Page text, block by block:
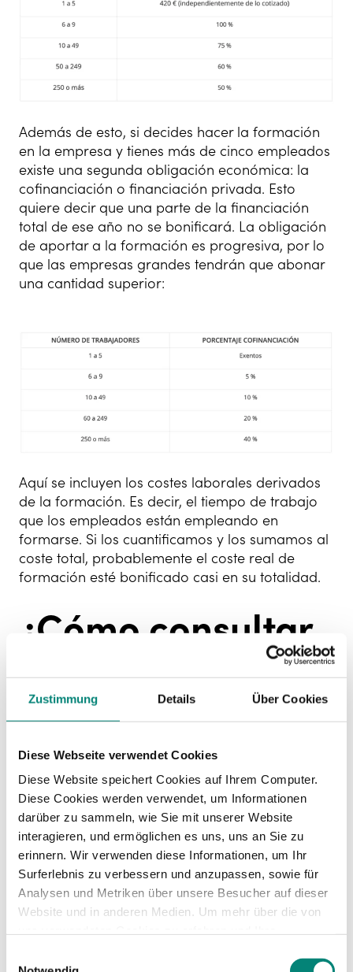
Zustimmung Details Über Cookies
Diese Webseite verwendet Cookies
Diese Website speichert Cookies auf Ihrem Computer.
Diese Cookies werden verwendet, um Informationen
darüber zu sammeln, wie Sie mit unserer Website
interagieren, und ermöglichen es uns, uns an Sie zu
erinnern. Wir verwenden diese Informationen, um Ihr
Surferlebnis zu verbessern und anzupassen, sowie für
Analysen und Metriken über unsere Besucher auf dieser
Website und in anderen Medien. Um mehr über die von
Datenschutzerklärung
Además de esto, si decides hacer la formación
en la empresa y tienes más de cinco empleados
existe una segunda obligación económica: la
cofinanciación o financiación privada. Esto
quiere decir que una parte de la financiación
total de ese año no se bonificará. La obligación
de aportar a la formación es progresiva, por lo
que las empresas grandes tendrán que abonar
una cantidad superior:
Aquí se incluyen los costes laborales derivados
de la formación. Es decir, el tiempo de trabajo
que los empleados están empleando en
formarse. Si los cuantificamos y los sumamos al
coste total, probablemente el coste real de
formación esté bonificado casi en su totalidad.
¿Cómo consultar
el crédito de
formación
bonificada
disponible?
La formación bonificada para empresas
responde a una cuantía máxima anual que varía
en función de diferentes aspectos. Para saber lo
que os corresponde, solo tienes que consultar la
web de la FUNDAE y acceder a susimulador de